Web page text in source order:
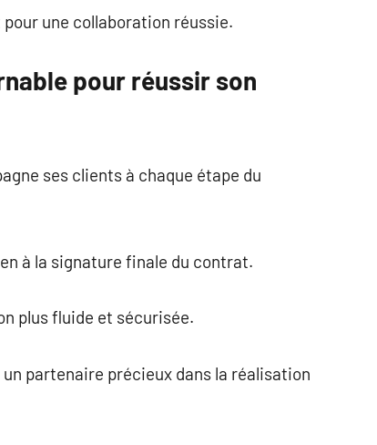
une collaboration réussie.
pour réussir son
ses clients à chaque étape du
à la signature finale du contrat.
plus fluide et sécurisée.
partenaire précieux dans la réalisation